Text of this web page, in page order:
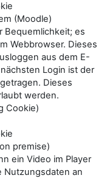
(Moodle)
Bequemlichkeit; es
Webbrowser. Dieses
aus dem E-
Login ist der
Dieses
werden.
Cookie)
premise)
ein Video im Player
Nutzungsdaten an